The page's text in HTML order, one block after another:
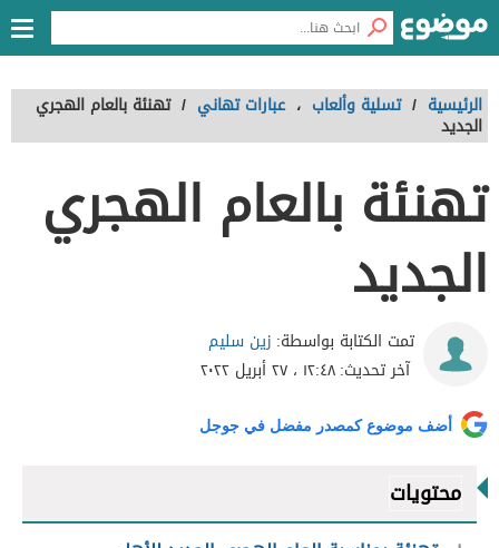
الرئيسية / تسلية وألعاب ، عبارات تهاني / تهنئة بالعام الهجري
الجديد
تهنئة بالعام الهجري
الجديد
تمت الكتابة بواسطة: زين سليم
آخر تحديث:١٢:٤٨ ، ٢٧ أبريل ٢٠٢٢
أضف موضوع كمصدر مفضل في جوجل
محتويات